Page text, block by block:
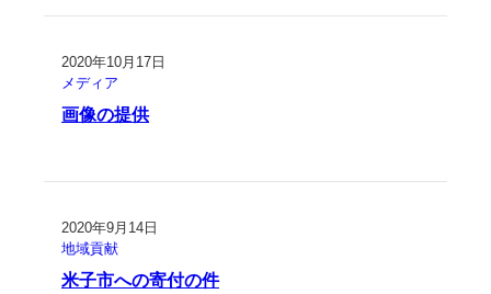
2020年10月17日
メディア
画像の提供
2020年9月14日
地域貢献
米子市への寄付の件